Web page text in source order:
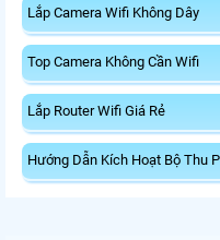
Lắp Camera Wifi Không Dây
Top Camera Không Cần Wifi
Lắp Router Wifi Giá Rẻ
Hướng Dẫn Kích Hoạt Bộ Thu